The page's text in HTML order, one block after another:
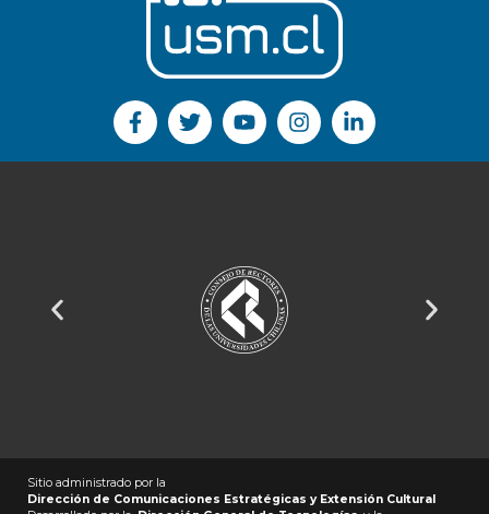
Sitio administrado por la
Dirección de Comunicaciones Estratégicas y Extensión Cultural